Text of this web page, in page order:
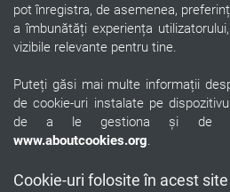
pot înregistra, de asemenea,
a îmbunătăți experiența
vizibile relevante pentru tine.
Puteți găsi mai multe informații
de cookie-uri instalate pe
de a le gestiona și de
www.aboutcookies.org.
Cookie-uri folosite în acest site